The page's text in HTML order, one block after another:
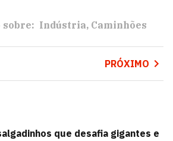
sobre: Indústria Caminhões
PRÓXIMO
que desafia gigantes e